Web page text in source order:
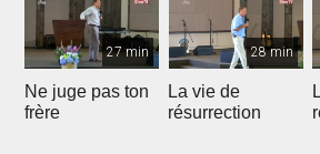
27 min
Ne juge pas ton
frère
28 min
La vie de
résurrection